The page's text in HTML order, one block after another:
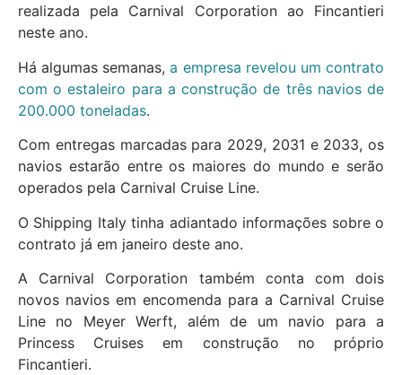
realizada pela Carnival Corporation ao Fincantieri
neste ano.
Há algumas semanas,a empresa revelou um contrato
com o estaleiro para a construção de três navios de
200.000 toneladas.
Com entregas marcadas para 2029, 2031 e 2033, os
navios estarão entre os maiores do mundo e serão
operados pela Carnival Cruise Line.
O Shipping Italy tinha adiantado informações sobre o
contrato já em janeiro deste ano.
A Carnival Corporation também conta com dois
novos navios em encomenda para a Carnival Cruise
Line no Meyer Werft, além de um navio para a
Princess Cruises em construção no próprio
Fincantieri.